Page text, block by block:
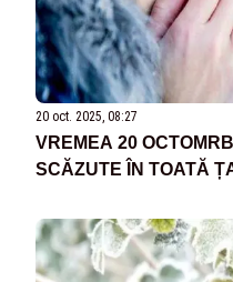
20 oct. 2025, 08:27
VREMEA 20
SCĂZUTE ÎN TOATĂ